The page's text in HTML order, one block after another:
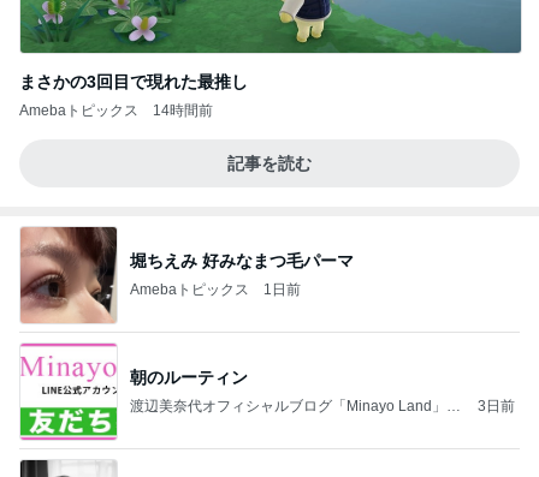
まさかの3回目で現れた最推し
Amebaトピックス 14時間前
記事を読む
堀ちえみ 好みなまつ毛パーマ
Amebaトピックス 1日前
朝のルーティン
渡辺美奈代オフィシャルブログ「Minayo Land」P
3日前